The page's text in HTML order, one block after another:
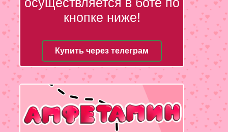
кнопке ниже!
Купить через телеграм